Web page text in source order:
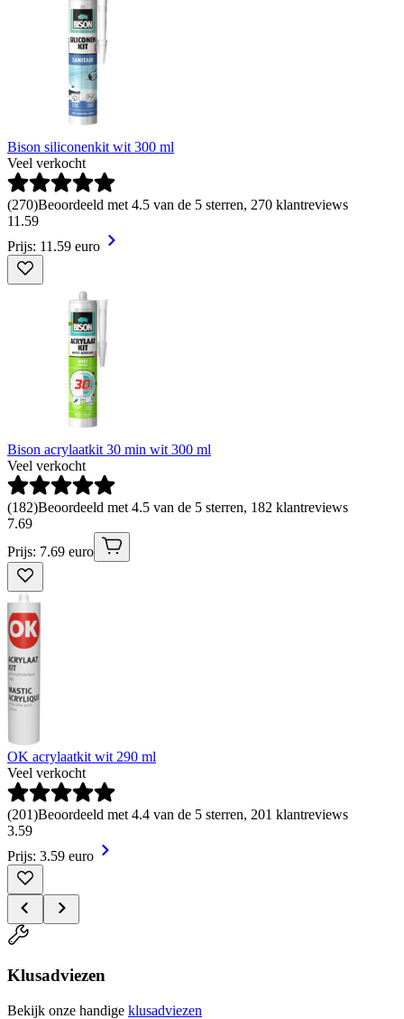
Bison siliconenkit wit 300 ml
Veel verkocht
(270)Beoordeeld met 4.5 van de 5 sterren, 270 klantreviews
11 .59
Prijs: 11.59 euro
Bison acrylaatkit 30 min wit 300 ml
Veel verkocht
(182)Beoordeeld met 4.5 van de 5 sterren, 182 klantreviews
7.69
Prijs: 7.69 euro
OK acrylaatkit wit 290 ml
Veel verkocht
(201)Beoordeeld met 4.4 van de 5 sterren, 201 klantreviews
3.59
Prijs: 3.59 euro
Klusadviezen
Bekijk onze handige klusadviezen